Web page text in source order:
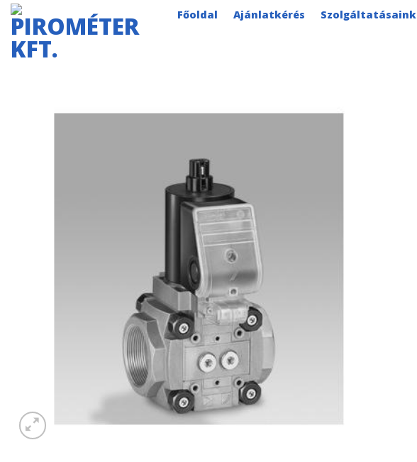
Skip
content
Főoldal Ajánlatkérés Szolgáltatásaink